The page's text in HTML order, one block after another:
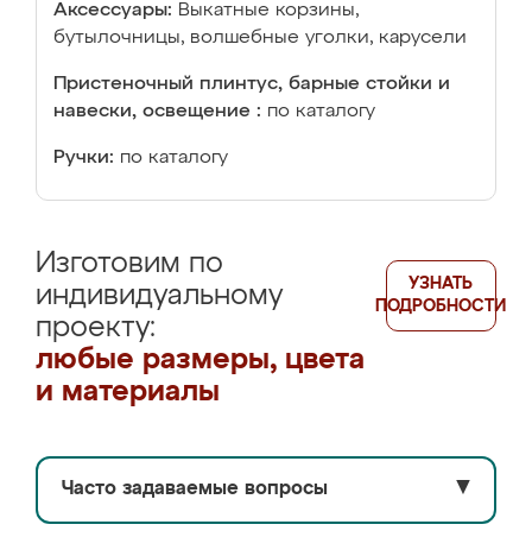
Аксессуары: Выкатные корзины,
бутылочницы, волшебные уголки, карусели
Пристеночный плинтус, барные стойки и
навески, освещение : по каталогу
Ручки: по каталогу
Изготовим по
индивидуальному
проекту:
любые размеры, цвета
и материалы
УЗНАТЬ
ПОДРОБНОСТИ
Часто задаваемые вопросы ▼